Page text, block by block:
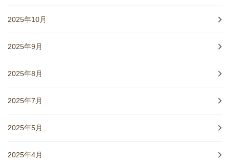
2025年10月
2025年9月
2025年8月
2025年7月
2025年5月
2025年4月